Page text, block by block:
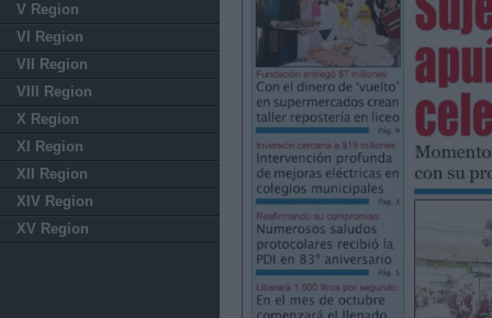
V Region
VI Region
VII Region
VIII Region
X Region
XI Region
XII Region
XIV Region
XV Region